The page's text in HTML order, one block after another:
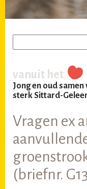
vanuit het
Jong en oud
sterk Sittard-
Vragen ex
(briefnr.